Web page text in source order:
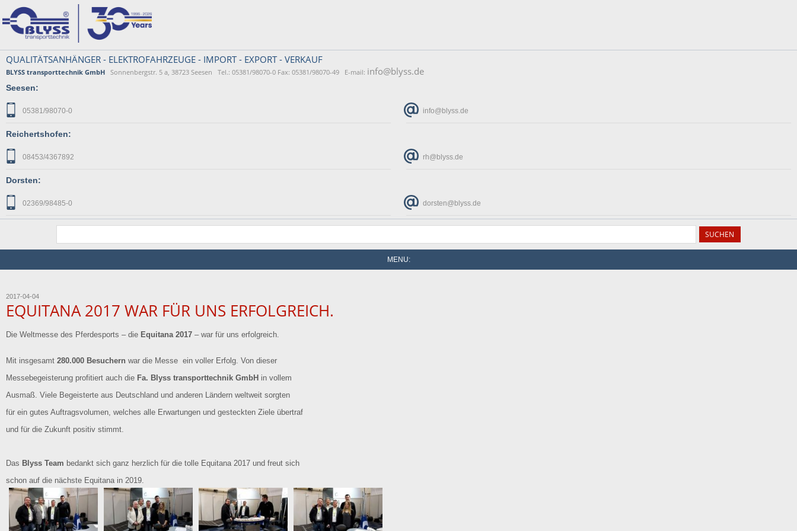
QUALITÄTSANHÄNGER - ELEKTROFAHRZEUGE - IMPORT - EXPORT - VERKAUF
BLYSS transporttechnik GmbH Sonnenbergstr. 5 a, 38723 Seesen Tel.: 05381/98070-0 Fax: 05381/98070-49 E-mail: info@blyss.de
Seesen:
05381/98070-0 info@blyss.de
Reichertshofen:
08453/4367892 rh@blyss.de
Dorsten:
02369/98485-0 dorsten@blyss.de
MENU:
2017-04-04
EQUITANA 2017 WAR FÜR UNS ERFOLGREICH.
Die Weltmesse des Pferdesports – die Equitana 2017 – war für uns erfolgreich.
Mit insgesamt 280.000 Besuchern war die Messe ein voller Erfolg. Von dieser
Messebegeisterung profitiert auch die Fa. Blyss transporttechnik GmbH in vollem
Ausmaß. Viele Begeisterte aus Deutschland und anderen Ländern weltweit sorgten
für ein gutes Auftragsvolumen, welches alle Erwartungen und gesteckten Ziele übertraf
und für die Zukunft positiv stimmt.
Das Blyss Team bedankt sich ganz herzlich für die tolle Equitana 2017 und freut sich
schon auf die nächste Equitana in 2019.